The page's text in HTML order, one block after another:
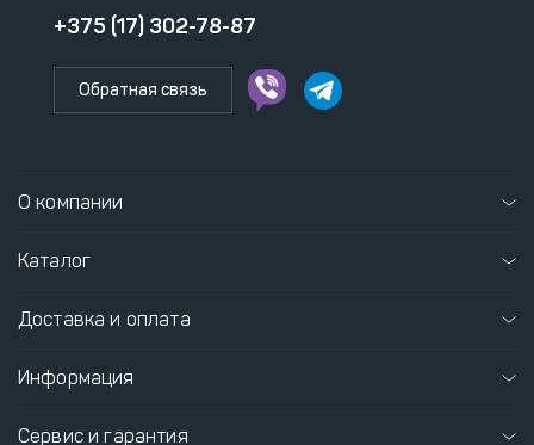
+375 (17) 302-78-87
Обратная связь
О компании
Каталог
Доставка и оплата
Информация
Сервис и гарантия